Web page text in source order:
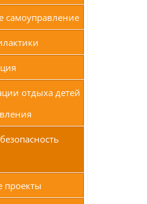
самоуправление
отдыха детей
проекты